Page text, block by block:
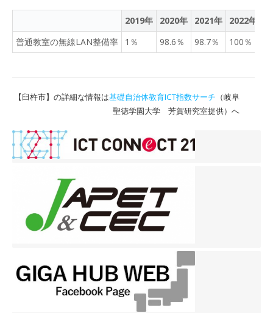
2019年 2020年 2021年 2022年
普通教室の無線LAN整備率
1％ 98.6％ 98.7％ 100％
【臼杵市】の詳細な情報は基礎自治体教育ICT指数サーチ （岐阜
聖徳学園大学 芳賀研究室提供）へ